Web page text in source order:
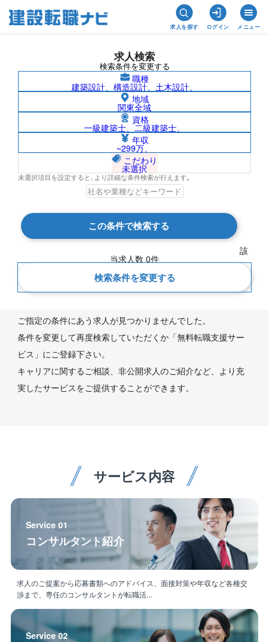
求人を探す ログイン メニュー
求人検索
検索条件を変更する
職種
建築設計、構造設計、土木設計、
地域
関東全域
資格
一級建築士、二級建築士、
年収
~299万、
こだわり
未選択
未選択項目を設定すると､より詳細な条件検索が行えます｡
この条件で検索する
該
当求人数 0件
検索条件を変更する
新潟県/株式会社ドミールの求人検索結果
一覧
新着順
ご指定の条件にあう求人が見つかりませんでした。
条件を変更して再度検索していただくか「無料転職支援サー
ビス」にご登録下さい。
キャリアに関するご相談、非公開求人のご紹介など、より充
実したサービスをご提供することができます。
サービス内容
Service 01
コンサルタント紹介
求人のご提案から応募書類へのアドバイス、面接対策や年収など各種交
渉まで、専任のコンサルタントが転職活...
Service 02